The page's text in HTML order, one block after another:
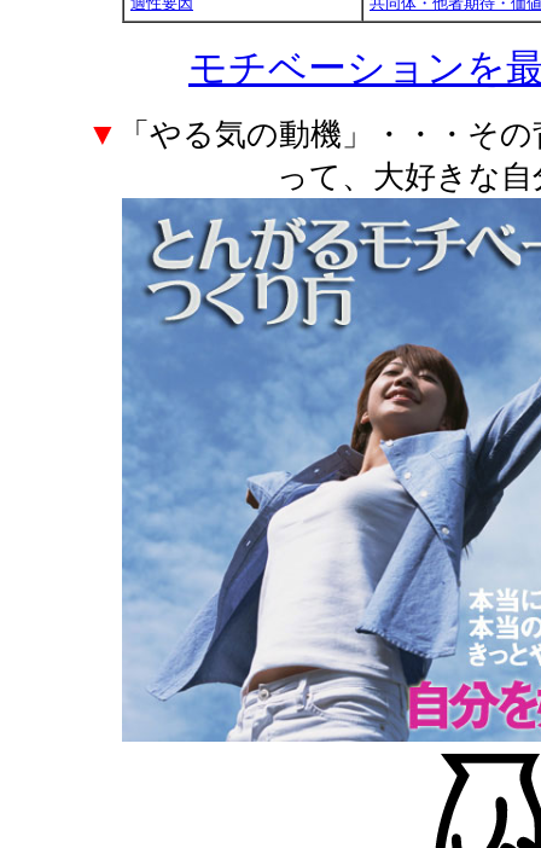
モチベーションを
▼
「やる気の動機」・・・そ
って、大好きな